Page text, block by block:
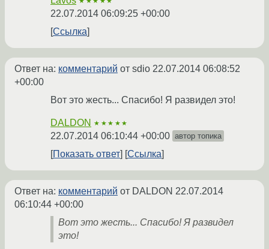
22.07.2014 06:09:25 +00:00
Ссылка
Ответ на: комментарий от sdio 22.07.2014 06:08:52
+00:00
Вот это жесть... Спасибо! Я развидел это!
DALDON ★★★★★
22.07.2014 06:10:44 +00:00 автор топика
Показать ответ Ссылка
Ответ на: комментарий от DALDON 22.07.2014
06:10:44 +00:00
Вот это жесть... Спасибо! Я развидел
это!